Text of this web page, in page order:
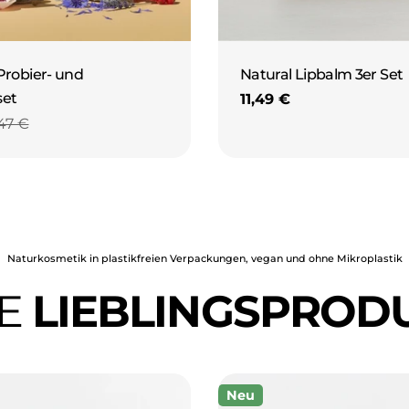
und
€
Natural Lipbalm 3er Set
Regulärer
11,49 €
Naturkosmetik in plastikfreien Verpackungen, vegan und ohne Mikroplastik
Neu